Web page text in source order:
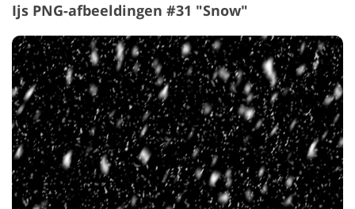
Ijs PNG-afbeeldingen #31 "Snow"